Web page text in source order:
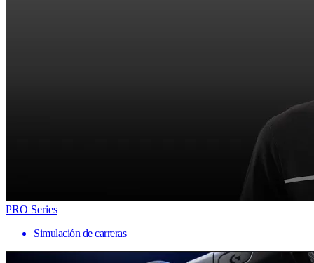
PRO Series
Simulación de carreras